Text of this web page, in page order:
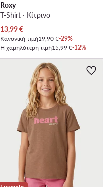
Roxy
T-Shirt · Κίτρινο
Τρέχουσα τιμή
13,99€
Κανονική τιμή19,90 €-29%
Η χαμηλότερη τιμή15,99 €-12%